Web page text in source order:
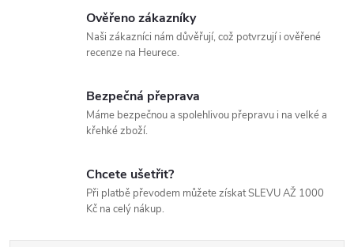
Ověřeno zákazníky
Naši zákazníci nám důvěřují, což potvrzují i ověřené
recenze na Heurece.
Bezpečná přeprava
Máme bezpečnou a spolehlivou přepravu i na velké a
křehké zboží.
Chcete ušetřit?
Při platbě převodem můžete získat SLEVU AŽ 1000
Kč na celý nákup.